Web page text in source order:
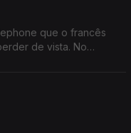
que o francês
de vista. No